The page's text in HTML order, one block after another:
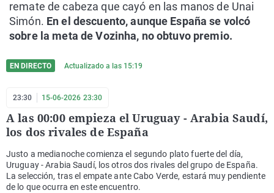
remate de cabeza que cayó en las manos de Unai
Simón. En el descuento, aunque España se volcó
sobre la meta de Vozinha, no obtuvo premio.
EN DIRECTO Actualizado a las 15:19
23:30 15-06-2026 23:30
A las 00:00 empieza el Uruguay - Arabia Saudí,
los dos rivales de España
Justo a medianoche comienza el segundo plato fuerte del día,
Uruguay - Arabia Saudí, los otros dos rivales del grupo de España.
La selección, tras el empate ante Cabo Verde, estará muy pendiente
de lo que ocurra en este encuentro.